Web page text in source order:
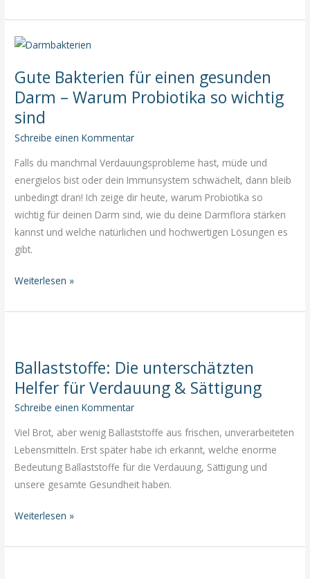
mehr
Energie
Vitalität
–
Warum
ich
Forever
Supergreens
liebe
Gute Bakterien für einen gesunden
Darm – Warum Probiotika so wichtig
sind
Schreibe einen Kommentar
Falls du manchmal Verdauungsprobleme hast, müde und
energielos bist oder dein Immunsystem schwächelt, dann bleib
unbedingt dran! Ich zeige dir heute, warum Probiotika so
wichtig für deinen Darm sind, wie du deine Darmflora stärken
kannst und welche natürlichen und hochwertigen Lösungen es
gibt.
Gute
für
Darm
–
Warum
so
wichtig
sind
Weiterlesen »
Ballaststoffe: Die unterschätzten
Helfer für Verdauung & Sättigung
Schreibe einen Kommentar
Viel Brot, aber wenig Ballaststoffe aus frischen, unverarbeiteten
Lebensmitteln. Erst später habe ich erkannt, welche enorme
Bedeutung Ballaststoffe für die Verdauung, Sättigung und
unsere gesamte Gesundheit haben.
Ballaststoffe:
unterschätzten
Weiterlesen »